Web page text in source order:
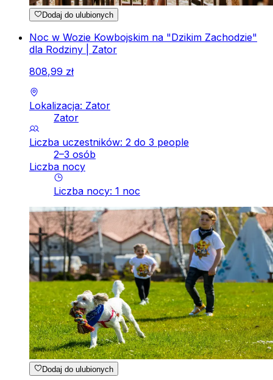
Dodaj do ulubionych
Noc w Wozie Kowbojskim na "Dzikim Zachodzie"
dla Rodziny | Zator
808,99 zł
Lokalizacja: Zator
Zator
Liczba uczestników: 2 do 3 people
2–3 osób
Liczba nocy
Liczba nocy: 1 noc
Dodaj do ulubionych